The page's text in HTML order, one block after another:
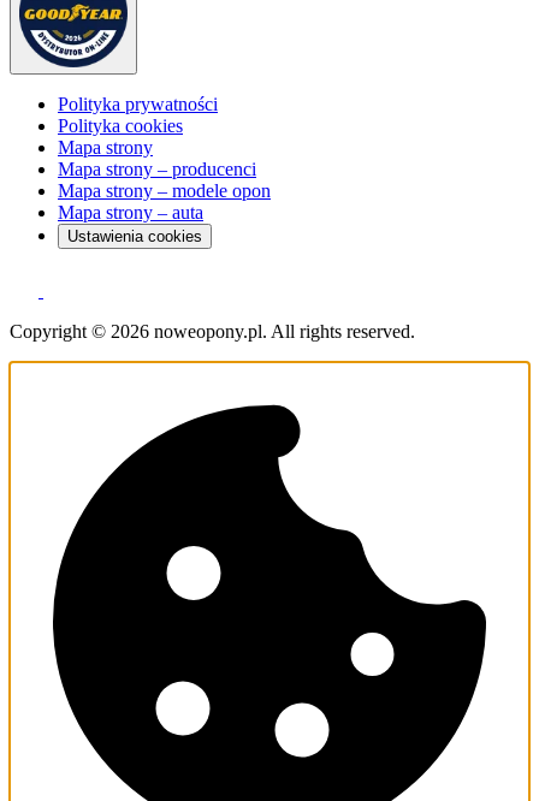
Polityka prywatności
Polityka cookies
Mapa strony
Mapa strony – producenci
Mapa strony – modele opon
Mapa strony – auta
Ustawienia cookies
Copyright © 2026 noweopony.pl. All rights reserved.